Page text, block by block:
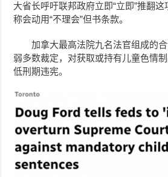
大省长呼吁联邦政府立即“立即”推翻
称会动用“不理会”但书条款。
加拿大最高法院九名法官组成的
弱多数裁定，对获取或持有儿童色情
低刑期违宪。